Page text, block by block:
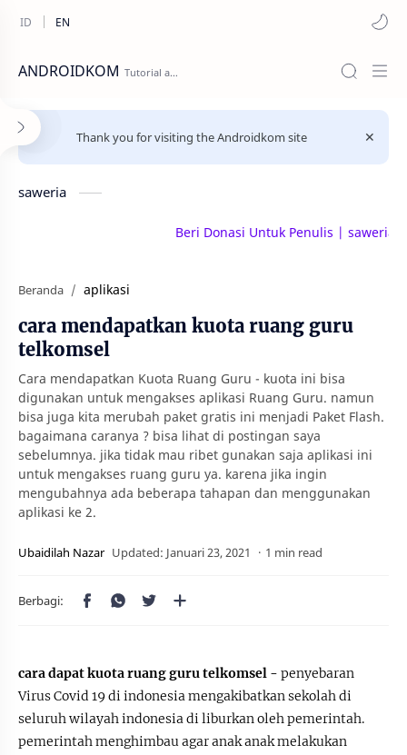
ANDROIDKOM
Thank you for visiting the Androidkom site
saweria
Beri Donasi Untuk Penulis |
Beranda aplikasi
cara mendapatkan kuota ruang guru
telkomsel
Cara mendapatkan Kuota Ruang Guru - kuota ini bisa
digunakan untuk mengakses aplikasi Ruang Guru. namun
bisa juga kita merubah paket gratis ini menjadi Paket Flash.
bagaimana caranya ? bisa lihat di postingan saya
sebelumnya. jika tidak mau ribet gunakan saja aplikasi ini
untuk mengakses ruang guru ya. karena jika ingin
mengubahnya ada beberapa tahapan dan menggunakan
aplikasi ke 2.
1 min read
cara dapat kuota ruang guru telkomsel - penyebaran
Virus Covid 19 di indonesia mengakibatkan sekolah di
seluruh wilayah indonesia di liburkan oleh pemerintah.
pemerintah menghimbau agar anak anak melakukan